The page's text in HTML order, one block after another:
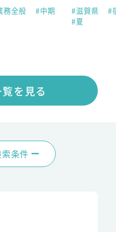
務全般
#中期
#滋賀県
#
#夏
を見る
条件